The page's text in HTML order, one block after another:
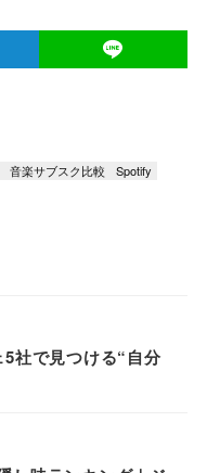
音楽サブスク比較
Spotify
社で見つける“自分